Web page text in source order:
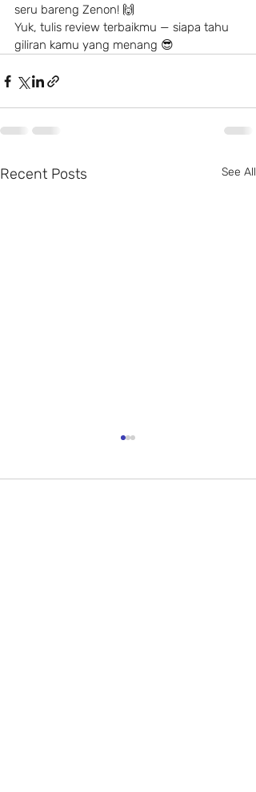
seru bareng Zenon! 🙌
Yuk, tulis review terbaikmu — siapa tahu
giliran kamu yang menang 😎
Recent Posts See All